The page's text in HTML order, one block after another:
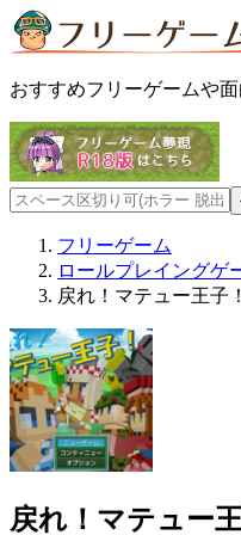
おすすめフリーゲームや
フリーゲーム
ロールプレイングゲ
戻れ！マテュー王子！
戻れ！マテュー王